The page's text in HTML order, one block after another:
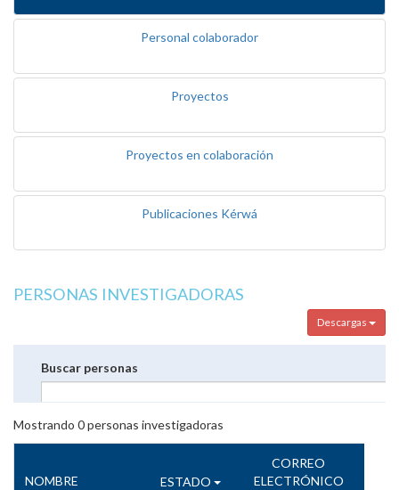
Personal colaborador
Proyectos
Proyectos en colaboración
Publicaciones Kérwá
PERSONAS INVESTIGADORAS
Descargas
Buscar personas
Mostrando 0personas investigadoras
NOMBRE ESTADO
CORREO
ELECTRÓNICO